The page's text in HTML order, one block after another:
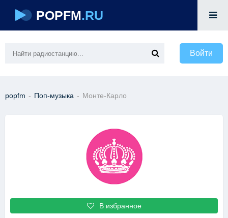
POPFM.RU
Войти
popfm - Поп-музыка - Монте-Карло
В избранное